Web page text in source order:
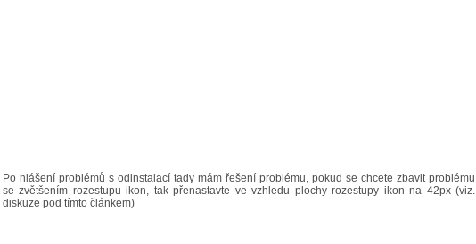
Po hlášení problémů s odinstalací tady mám řešení problému, pokud se chcete zbavit problému
se zvětšením rozestupu ikon, tak přenastavte ve vzhledu plochy rozestupy ikon na 42px (viz.
diskuze pod tímto článkem)